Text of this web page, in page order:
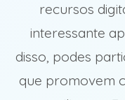
Mass
by
recursos
interessante
disso, podes
que promovem